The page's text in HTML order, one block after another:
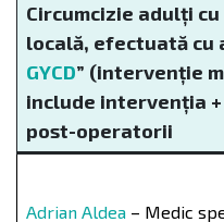
Circumcizie adulți
locală, efectuată cu
GYCD” (intervenție
include intervenția
post-operatorii
Adrian Aldea – Medic